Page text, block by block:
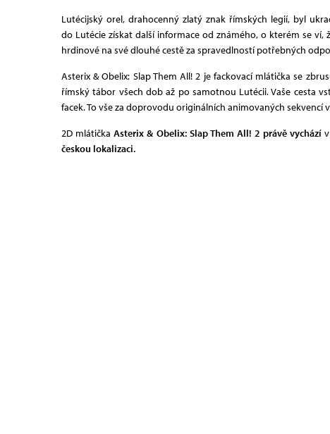
Lutécijský orel, drahocenný zlatý znak římských legií, byl
do Lutécie získat další informace od známého, o kterém se
hrdinové na své dlouhé cestě za spravedlností potřebných
Asterix & Obelix: Slap Them All! 2 je fackovací mlátička se
římský tábor všech dob až po samotnou Lutécii. Vaše cesta
facek. To vše za doprovodu originálních animovaných sekvencí
2D mlátičkaAsterix & Obelix: Slap Them All! 2 právě vychází
českou lokalizaci.